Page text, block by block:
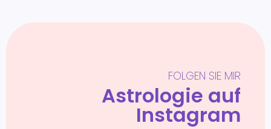
FOLGEN SIE MIR
Astrologie auf
Instagram